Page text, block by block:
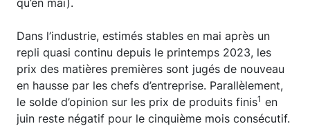
Dans l’industrie, estimés stables en mai après un
repli quasi continu depuis le printemps 2023, les
prix des matières premières sont jugés de nouveau
en hausse par les chefs d’entreprise. Parallèlement,
le solde d’opinion sur les prix de produits finis1 en
juin reste négatif pour le cinquième mois consécutif.